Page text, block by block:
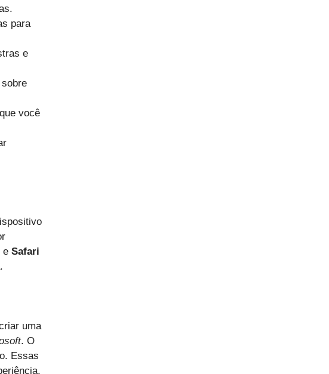
para
e
você
e Safari
uma
. O
Essas